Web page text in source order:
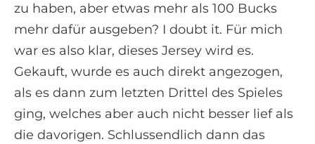
zu haben, aber etwas mehr als 100 Bucks
mehr dafür ausgeben? I doubt it. Für mich
war es also klar, dieses Jersey wird es.
Gekauft, wurde es auch direkt angezogen,
als es dann zum letzten Drittel des Spieles
ging, welches aber auch nicht besser lief als
die davorigen. Schlussendlich dann das